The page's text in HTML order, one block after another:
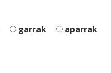
garrak aparrak